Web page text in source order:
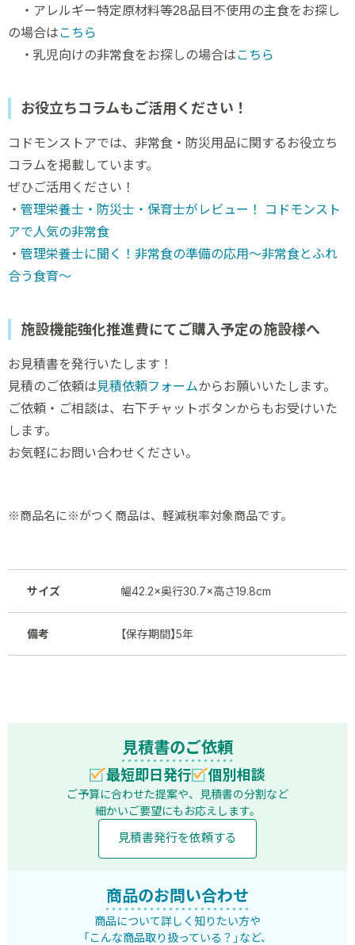
・アレルギー特定原材料等28品目不使用の主食をお探し
の場合はこちら
・乳児向けの非常食をお探しの場合はこちら
お役立ちコラムもご活用ください！
コドモンストアでは、非常食・防災用品に関するお役立ち
コラムを掲載しています。
ぜひご活用ください！
・ 管理栄養士・防災士・保育士がレビュー！ コドモンスト
アで人気の非常食
・ 管理栄養士に聞く！非常食の準備の応用〜非常食とふれ
合う食育〜
施設機能強化推進費にてご購入予定の施設様へ
お見積書を発行いたします！
見積のご依頼は 見積依頼フォームからお願いいたします。
ご依頼・ご相談は、右下チャットボタンからもお受けいた
します。
お気軽にお問い合わせください。
※商品名に※がつく商品は、軽減税率対象商品です。
サイズ 幅42.2×奥行30.7×高さ19.8cm
備考 【保存期間】5年
見積書のご依頼
最短即日発行 個別相談
ご予算に合わせた提案や、見積書の分割など
細かいご要望にもお応えします。
見積書発行を依頼する
商品のお問い合わせ
商品について詳しく知りたい方や
「こんな商品取り扱っている？」など、